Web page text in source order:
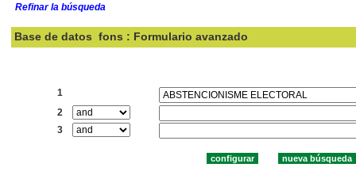
Refinar la búsqueda
Base de datos fons : Formulario avanzado
1
2
3